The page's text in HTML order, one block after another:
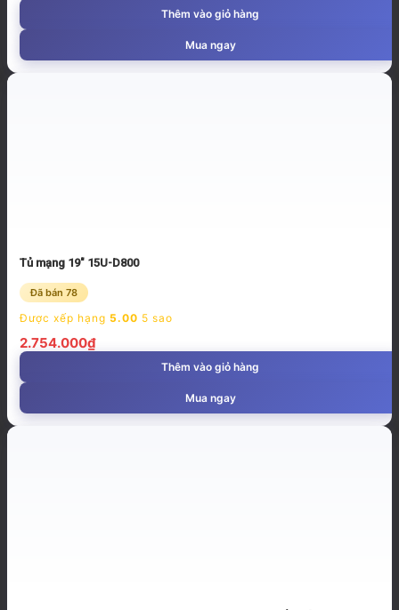
Thêm vào giỏ hàng
Mua ngay
Tủ mạng 19″ 15U-D800
Đã bán 78
Được xếp hạng 5.00 5 sao
2.754.000₫
Thêm vào giỏ hàng
Mua ngay